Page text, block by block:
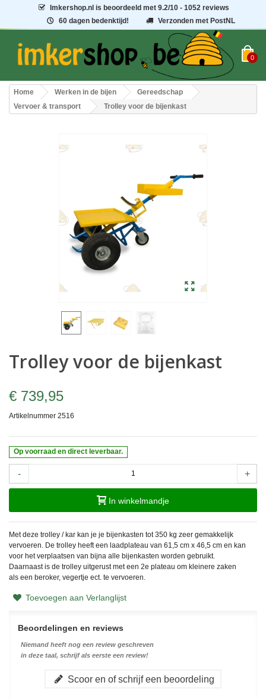
Imkershop.nl is beoordeeld met9.2/10 - 1052 reviews
60 dagen bedenktijd!
Verzonden met PostNL
0
Home Werken in de bijen
Gereedschap
Vervoer & transport
Trolley voor de bijenkast
Trolley voor de bijenkast
€ 739,95
Artikelnummer 2516
Op voorraad en direct leverbaar.
- +
In winkelmandje
Met deze trolley / kar kan je je bijenkasten tot 350 kg zeer gemakkelijk
vervoeren. De trolley heeft een laadplateau van 61,5 cm x 46,5 cm en kan
voor het verplaatsen van bijna alle bijenkasten worden gebruikt.
Daarnaast is de trolley uitgerust met een 2e plateau om kleinere zaken
als een beroker, vegertje ect. te vervoeren.
Toevoegen aan Verlanglijst
Beoordelingen en reviews
Niemand heeft nog een review geschreven
in deze taal, schrijf als eerste een review!
Scoor en of schrijf een beoordeling